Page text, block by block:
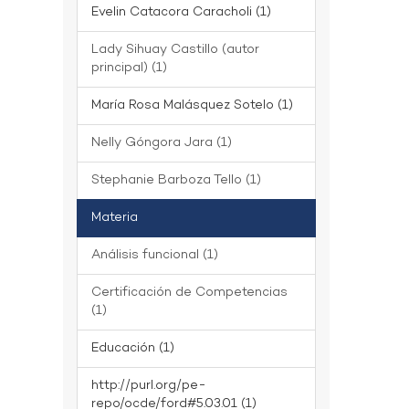
Evelin Catacora Caracholi (1)
Lady Sihuay Castillo (autor
principal) (1)
María Rosa Malásquez Sotelo (1)
Nelly Góngora Jara (1)
Stephanie Barboza Tello (1)
Materia
Análisis funcional (1)
Certificación de Competencias
(1)
Educación (1)
http://purl.org/pe-
repo/ocde/ford#5.03.01 (1)